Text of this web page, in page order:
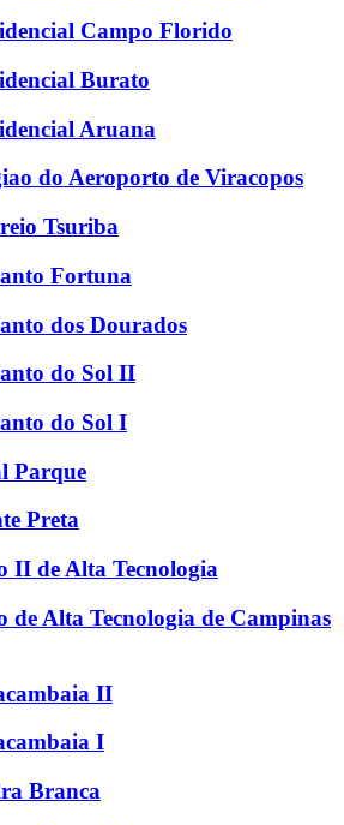
Campo Florido
Burato
Aruana
do Aeroporto de Viracopos
Tsuriba
Fortuna
dos Dourados
do Sol II
do Sol I
Parque
Preta
II de Alta Tecnologia
de Alta Tecnologia de Campinas
II
I
Branca